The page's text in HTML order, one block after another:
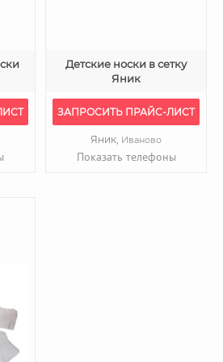
Детские носки в сетку
Яник
ЗАПРОСИТЬ ПРАЙС-ЛИСТ
Яник, Иваново
Показать телефоны